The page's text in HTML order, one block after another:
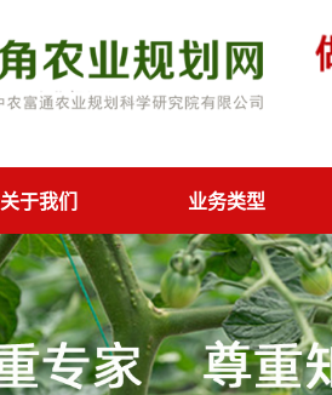
关于我们 业务类型